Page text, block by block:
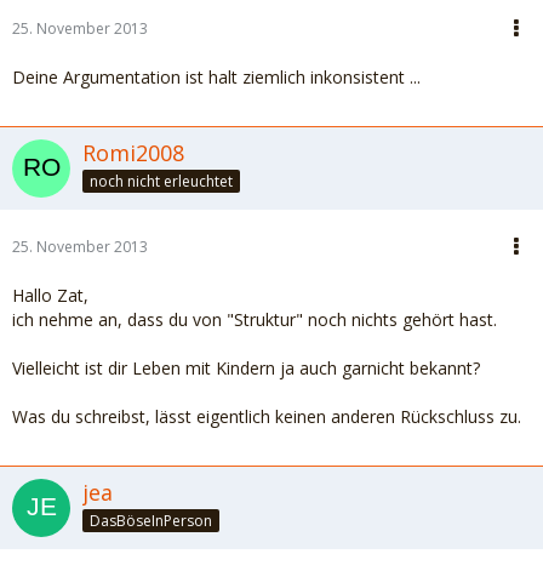
25. November 2013
Deine Argumentation ist halt ziemlich inkonsistent ...
Romi2008
noch nicht erleuchtet
25. November 2013
Hallo Zat,
ich nehme an, dass du von "Struktur" noch nichts gehört hast.
Vielleicht ist dir Leben mit Kindern ja auch garnicht bekannt?
Was du schreibst, lässt eigentlich keinen anderen Rückschluss zu.
jea
DasBöseInPerson